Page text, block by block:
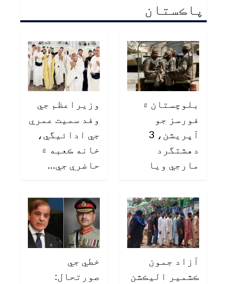
پاڪستان
بلوچستان ۾
فورسز جو
آپريشن، 3
دهشتگرد
مارجي ويا
وزيراعظم جي
وفد سميت عمري
جي ادائيگي،
خانه ڪعبه ۾
حاضري جي…
آزاد جمون
ڪشمير اليڪشن
خطي جي
صورتحال: